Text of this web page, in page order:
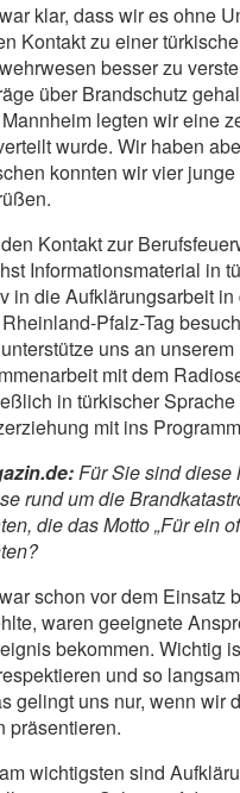
klar, dass wir es ohne
Kontakt zu einer
besser zu
über Brandschutz
legten wir eine
wurde. Wir haben
konnten wir vier
Kontakt zur
Informationsmaterial in
in die Aufklärungsarbeit
Pfalz-Tag
uns an
mit dem
in türkischer
mit ins
Für Sie sind diese
rund um die
die das Motto „Für ein
schon vor dem Einsatz
waren geeignete
bekommen. Wichtig
und so
gelingt uns nur, wenn wir
präsentieren.
wichtigsten sind